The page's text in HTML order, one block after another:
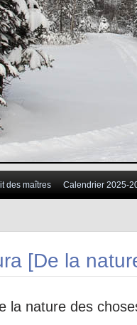
des maîtres Calendrier 2025-
[De la
la nature des